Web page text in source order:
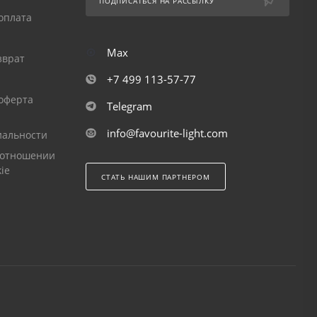
Max
+7 499 113-57-77
Telegram
info@favourite-light.com
СТАТЬ НАШИМ ПАРТНЕРОМ